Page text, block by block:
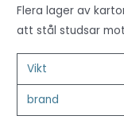
Flera lager av
att stål studsar
Vikt
brand